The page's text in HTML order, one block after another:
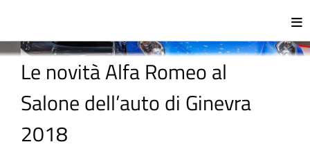
Le novità Alfa Romeo al
Salone dell’auto di Ginevra
2018